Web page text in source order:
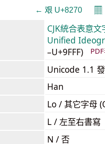
← 艰 U+8270 𝄜
CJK統合表意文
Unified
–U+9FFF)
Unicode 1.1
Han
Lo / 其它字母
L / 左至右書寫
N / 否